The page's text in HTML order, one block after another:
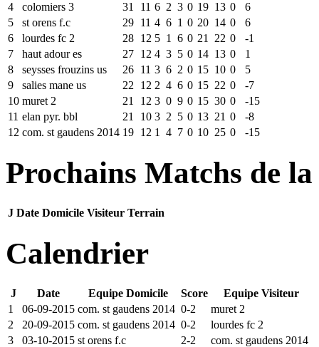
4
colomiers 3 31 11 6 2 3 0 19 13 0
6
5
st orens f.c 29 11 4 6 1 0 20 14 0
6
6
lourdes fc 2 28 12 5 1 6 0 21 22 0
-1
7
haut adour es 27 12 4 3 5 0 14 13 0
1
8
seysses frouzins us 26 11 3 6 2 0 15 10 0
5
9
salies mane us 22 12 2 4 6 0 15 22 0
-7
10 muret 2 21 12 3 0 9 0 15 30 0
-15
11 elan pyr. bbl 21 10 3 2 5 0 13 21 0
-8
12 com. st gaudens 2014 19 12 1 4 7 0 10 25 0 -15
Prochains Matchs de
J Date Domicile Visiteur Terrain
Calendrier
J Date Equipe Domicile Score
Equipe Visiteur
1
06-09-2015 com. st gaudens 2014 0-2
muret 2
2
20-09-2015 com. st gaudens 2014 0-2
lourdes fc 2
3
03-10-2015 st orens f.c 2-2
com. st gaudens 2014